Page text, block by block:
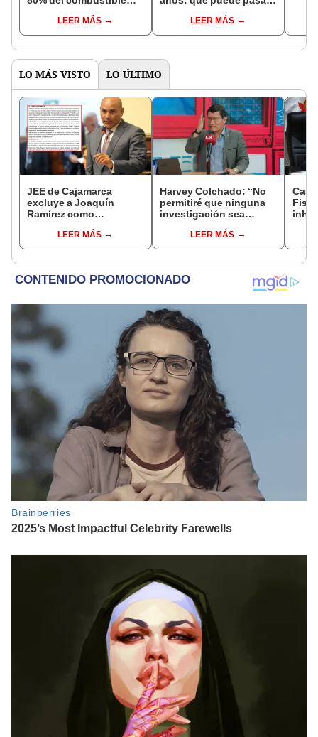
advierten expertos
reunidos por La
LEER MÁS
la luz si el Perú no
encuentra nuevas
LEER MÁS
LO MÁS VISTO LO ÚLTIMO
JEE de Cajamarca
excluye a Joaquín
Ramírez como
regional por ocultar
sentencia
LEER MÁS
Harvey Colchado: “No
permitiré que ninguna
investigación sea
política”LEER MÁS